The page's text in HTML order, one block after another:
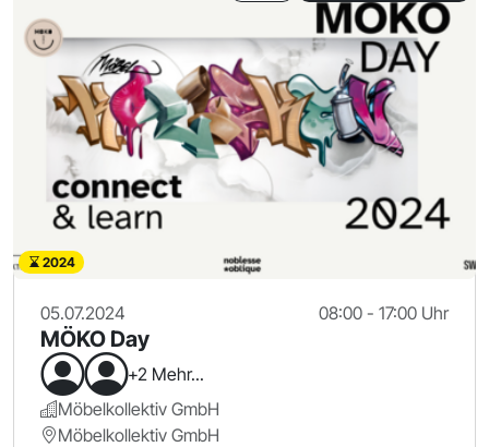
2024
05.07.2024 08:00 - 17:00 Uhr
MÖKO Day
+2 Mehr...
Möbelkollektiv GmbH
Möbelkollektiv GmbH